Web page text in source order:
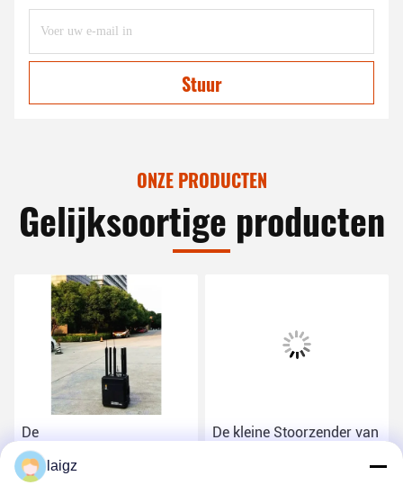
Stuur
ONZE PRODUCTEN
Gelijksoortige producten
De
Afstandsbedieningstoorzender
van de 120 Wattsauto,
De kleine Stoorzender van
laigz